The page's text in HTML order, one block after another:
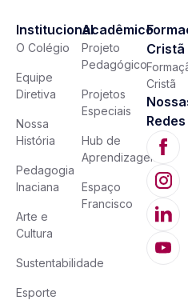
Institucional
O Colégio
Equipe
Diretiva
Nossa
História
Pedagogia
Inaciana
Arte e
Cultura
Sustentabilidade
Esporte
Acadêmico
Projeto
Pedagógico
Projetos
Especiais
Hub de
Aprendizagem
Espaço
Francisco
Cristã
Cristã
Redes